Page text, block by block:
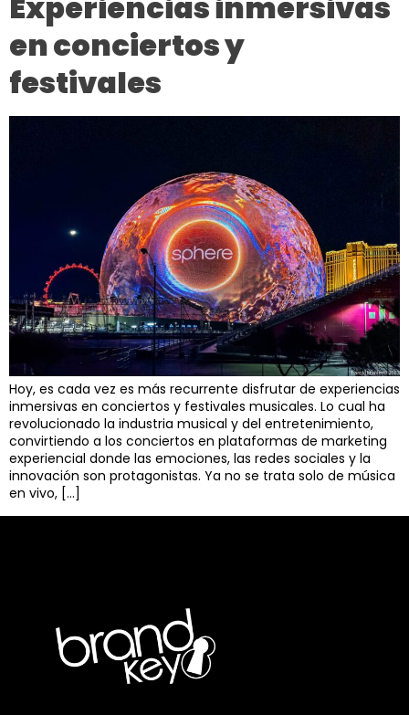
en conciertos y
festivales
Hoy, es cada vez es más recurrente disfrutar de experiencias
inmersivas en conciertos y festivales musicales. Lo cual ha
revolucionado la industria musical y del entretenimiento,
convirtiendo a los conciertos en plataformas de marketing
experiencial donde las emociones, las redes sociales y la
innovación son protagonistas. Ya no se trata solo de música
en vivo, […]